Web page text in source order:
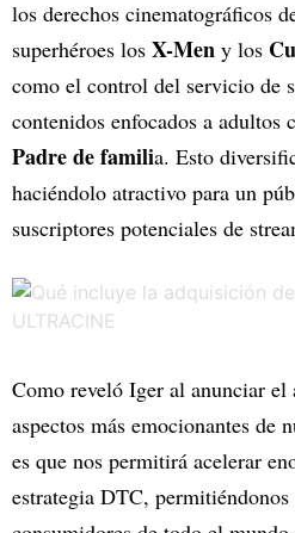
los derechos cinematográficos
superhéroes los X-Men y los
como el control del servicio de
contenidos enfocados a adultos
Padre de familia. Esto
haciéndolo atractivo para un
suscriptores potenciales de
Como reveló Iger al anunciar el
aspectos más emocionantes de
es que nos permitirá acelerar
estrategia DTC,